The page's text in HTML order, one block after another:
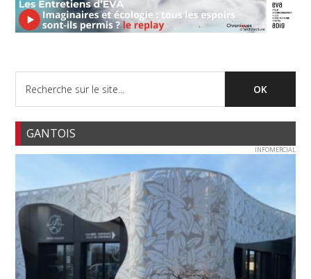
GANTOIS
INFOMERCIAL